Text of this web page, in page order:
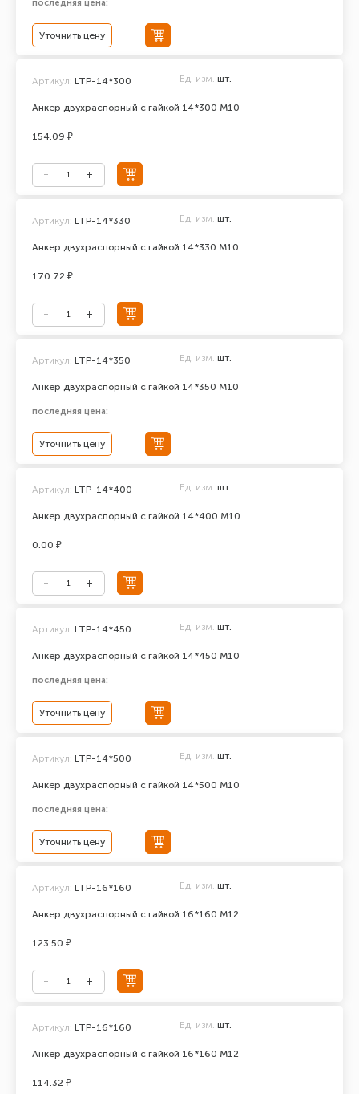
последняя цена:
Уточнить цену
Анкер двухраспорный с гайкой 14*300 М10
Артикул: LTP-14*300 Ед. изм. шт.
154.09 ₽
Анкер двухраспорный с гайкой 14*330 М10
Артикул: LTP-14*330 Ед. изм. шт.
170.72 ₽
Анкер двухраспорный с гайкой 14*350 М10
Артикул: LTP-14*350 Ед. изм. шт.
последняя цена:
Уточнить цену
Анкер двухраспорный с гайкой 14*400 М10
Артикул: LTP-14*400 Ед. изм. шт.
0.00 ₽
Анкер двухраспорный с гайкой 14*450 М10
Артикул: LTP-14*450 Ед. изм. шт.
последняя цена:
Уточнить цену
Анкер двухраспорный с гайкой 14*500 М10
Артикул: LTP-14*500 Ед. изм. шт.
последняя цена:
Уточнить цену
Анкер двухраспорный с гайкой 16*160 М12
Артикул: LTP-16*160 Ед. изм. шт.
123.50 ₽
Анкер двухраспорный с гайкой 16*160 М12
Артикул: LTP-16*160 Ед. изм. шт.
114.32 ₽